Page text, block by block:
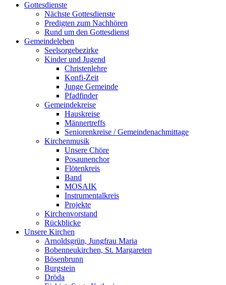
Gottesdienste
Nächste Gottesdienste
Predigten zum Nachhören
Rund um den Gottesdienst
Gemeindeleben
Seelsorgebezirke
Kinder und Jugend
Christenlehre
Konfi-Zeit
Junge Gemeinde
Pfadfinder
Gemeindekreise
Hauskreise
Männertreffs
Seniorenkreise / Gemeindenachmittage
Kirchenmusik
Unsere Chöre
Posaunenchor
Flötenkreis
Band
MOSAIK
Instrumentalkreis
Projekte
Kirchenvorstand
Rückblicke
Unsere Kirchen
Arnoldsgrün, Jungfrau Maria
Bobenneukirchen, St. Margareten
Bösenbrunn
Burgstein
Dröda